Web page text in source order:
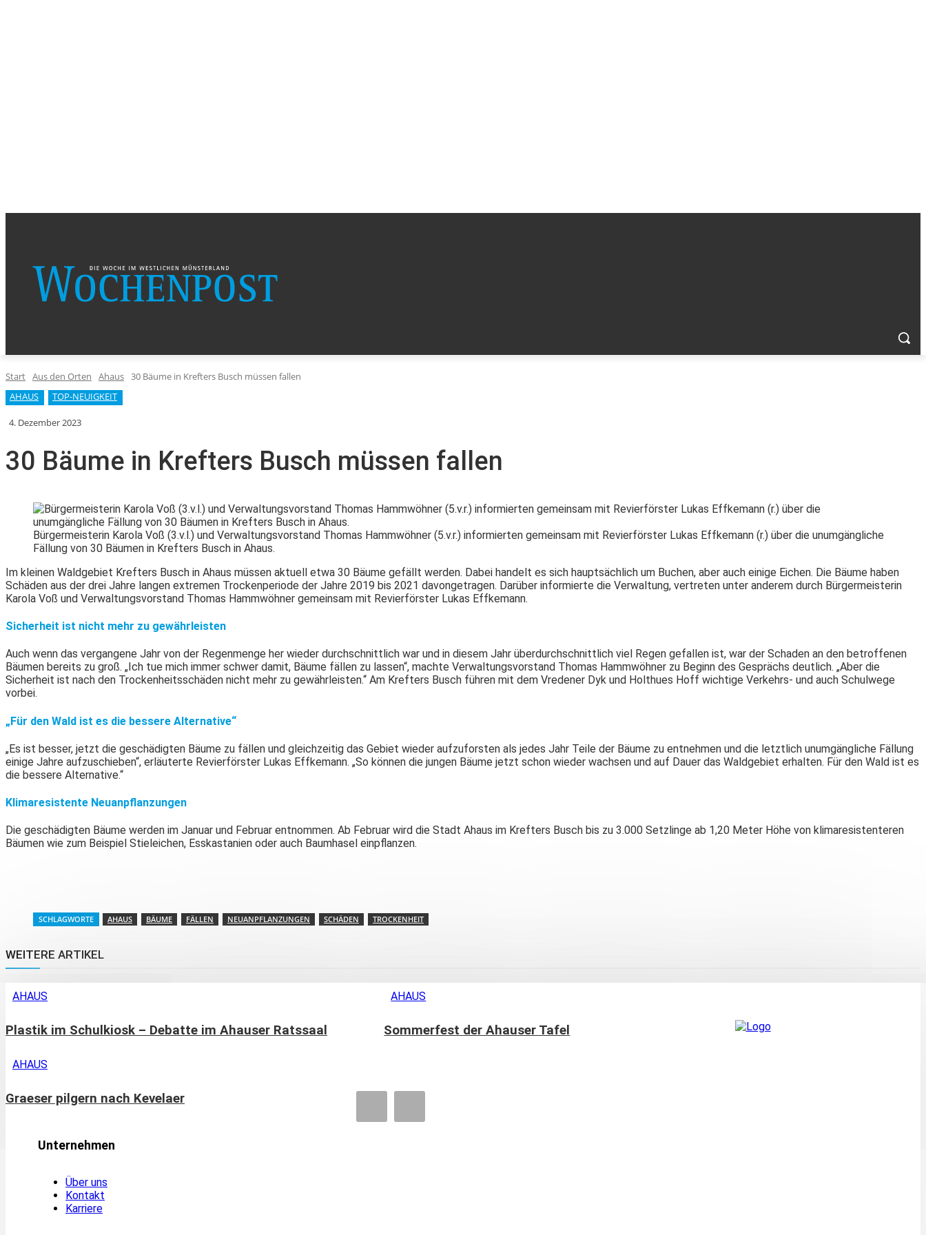
Start Aus den Orten Ahaus 30 Bäume in Krefters Busch müssen fallen
AHAUS
TOP-NEUIGKEIT
4. Dezember 2023
30 Bäume in Krefters Busch müssen fallen
Bürgermeisterin Karola Voß (3.v.l.) und Verwaltungsvorstand Thomas Hammwöhner (5.v.r.) informierten gemeinsam mit Revierförster Lukas Effkemann (r.) über die unumgängliche
Fällung von 30 Bäumen in Krefters Busch in Ahaus.
Im kleinen Waldgebiet Krefters Busch in Ahaus müssen aktuell etwa 30 Bäume gefällt werden. Dabei handelt es sich hauptsächlich um Buchen, aber auch einige Eichen. Die Bäume haben
Schäden aus der drei Jahre langen extremen Trockenperiode der Jahre 2019 bis 2021 davongetragen. Darüber informierte die Verwaltung, vertreten unter anderem durch Bürgermeisterin
Karola Voß und Verwaltungsvorstand Thomas Hammwöhner gemeinsam mit Revierförster Lukas Effkemann.
Sicherheit ist nicht mehr zu gewährleisten
Auch wenn das vergangene Jahr von der Regenmenge her wieder durchschnittlich war und in diesem Jahr überdurchschnittlich viel Regen gefallen ist, war der Schaden an den betroffenen
Bäumen bereits zu groß. „Ich tue mich immer schwer damit, Bäume fällen zu lassen“, machte Verwaltungsvorstand Thomas Hammwöhner zu Beginn des Gesprächs deutlich. „Aber die
Sicherheit ist nach den Trockenheitsschäden nicht mehr zu gewährleisten.“ Am Krefters Busch führen mit dem Vredener Dyk und Holthues Hoff wichtige Verkehrs- und auch Schulwege
vorbei.
„Für den Wald ist es die bessere Alternative“
„Es ist besser, jetzt die geschädigten Bäume zu fällen und gleichzeitig das Gebiet wieder aufzuforsten als jedes Jahr Teile der Bäume zu entnehmen und die letztlich unumgängliche Fällung
einige Jahre aufzuschieben“, erläuterte Revierförster Lukas Effkemann. „So können die jungen Bäume jetzt schon wieder wachsen und auf Dauer das Waldgebiet erhalten. Für den Wald ist es
die bessere Alternative.“
Klimaresistente Neuanpflanzungen
Die geschädigten Bäume werden im Januar und Februar entnommen. Ab Februar wird die Stadt Ahaus im Krefters Busch bis zu 3.000 Setzlinge ab 1,20 Meter Höhe von klimaresistenteren
Bäumen wie zum Beispiel Stieleichen, Esskastanien oder auch Baumhasel einpflanzen.
SCHLAGWORTE AHAUS BÄUME FÄLLEN NEUANPFLANZUNGEN SCHÄDEN TROCKENHEIT
WEITERE ARTIKEL
AHAUS
Plastik im Schulkiosk – Debatte im Ahauser Ratssaal
AHAUS
Sommerfest der Ahauser Tafel
AHAUS
Graeser pilgern nach Kevelaer
Unternehmen
Über uns
Kontakt
Karriere